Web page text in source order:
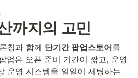
까지의 고민
칭과 함께 단기간 팝업스토어를
업은 오픈 준비 기간이 짧고, 운영
운영 시스템을 일일이 세팅하는